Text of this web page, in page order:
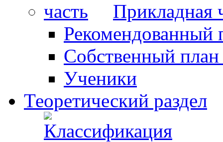
Прикладная
Рекомендованный
Собственный
Ученики
Теоретический раздел